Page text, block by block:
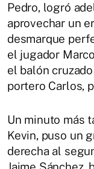
Pedro, logró
aprovechar un
desmarque
el jugador
el balón
portero Carlos,
Un minuto más
Kevin, puso un
derecha al